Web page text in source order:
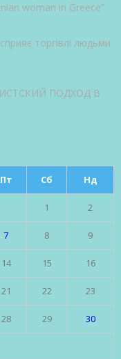
woman in Greece”
торгівлі людьми
ПОДХОД В
Пт Сб Нд
1 2
7 8 9
14 15 16
21 22 23
28 29 30